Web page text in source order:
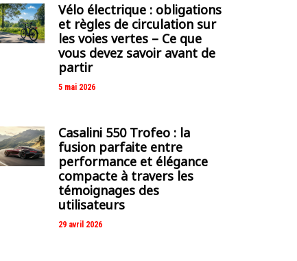
Vélo électrique : obligations
et règles de circulation sur
les voies vertes – Ce que
vous devez savoir avant de
partir
5 mai 2026
Casalini 550 Trofeo : la
fusion parfaite entre
performance et élégance
compacte à travers les
témoignages des
utilisateurs
29 avril 2026